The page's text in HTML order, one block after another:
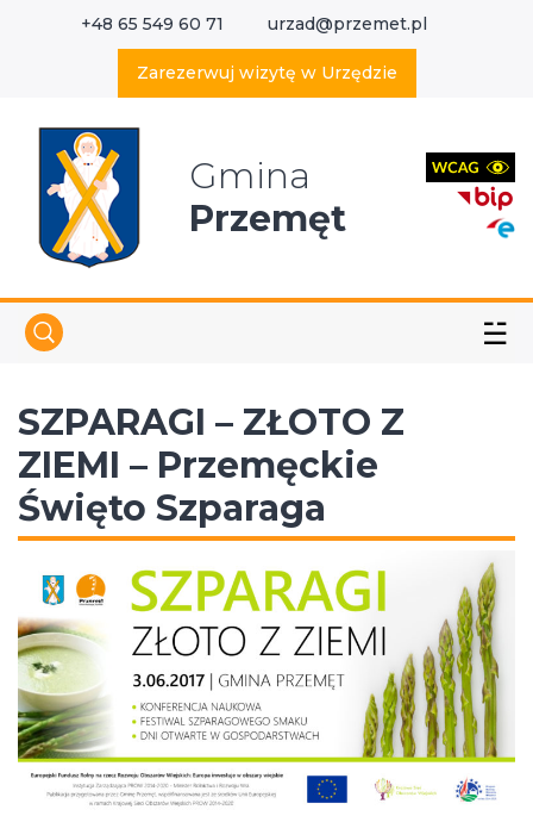
+48 65 549 60 71 urzad@przemet.pl
Zarezerwuj wizytę w Urzędzie
Gmina
Przemęt
☱
SZPARAGI – ZŁOTO Z
ZIEMI – Przemęckie
Święto Szparaga
Wyszukaj w serwisie